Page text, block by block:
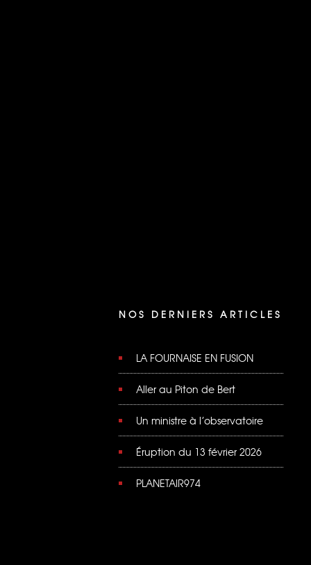
NOS DERNIERS ARTICLES
LA FOURNAISE EN FUSION
Aller au Piton de Bert
Un ministre à l’observatoire
Éruption du 13 février 2026
PLANETAIR974